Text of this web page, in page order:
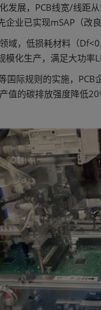
发展，PCB线宽/线
业已实现mSAP（改
域，低损耗材料（
化生产，满足大功率
际规则的实施，
的碳排放强度降低